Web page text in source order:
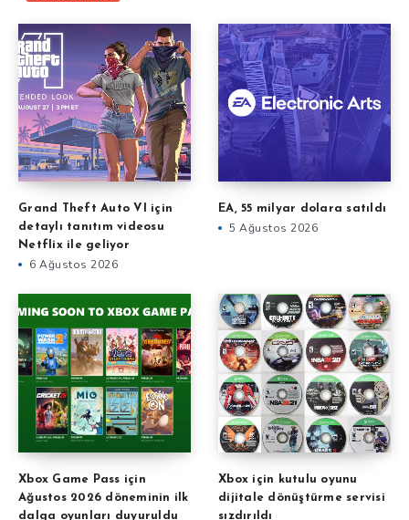
Grand Theft Auto VI için
detaylı tanıtım videosu
Netflix ile geliyor
6 Ağustos 2026
EA, 55 milyar dolara satıldı
5 Ağustos 2026
Xbox Game Pass için
Ağustos 2026 döneminin ilk
dalga oyunları duyuruldu
Xbox için kutulu oyunu
dijitale dönüştürme servisi
sızdırıldı